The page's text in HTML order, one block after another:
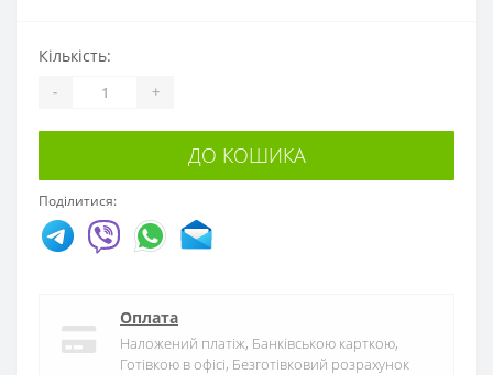
Кількість:
- +
ДО КОШИКА
Поділитися:
Оплата
Наложений платіж, Банківською карткою,
Готівкою в офісі, Безготівковий розрахунок